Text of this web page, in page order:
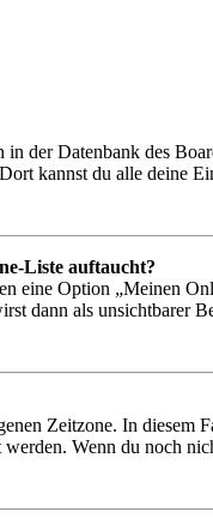
der Datenbank des
kannst du alle deine
Liste auftaucht?
eine Option „Meinen
dann als unsichtbarer
Zeitzone. In
Wenn du noch